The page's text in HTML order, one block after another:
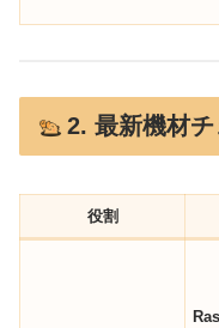
2. 最新機材
役割